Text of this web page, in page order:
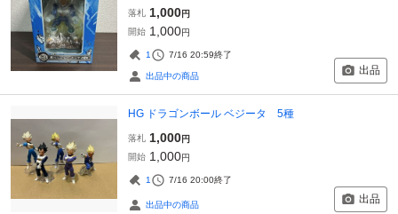
落札 1,000円
開始 1,000円
1 7/16 20:59終了
出品中の商品 出品
HG ドラゴンボール ベジータ 5種
落札 1,000円
開始 1,000円
1 7/16 20:00終了
出品中の商品 出品